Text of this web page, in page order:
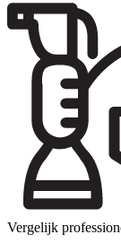
Vergelijk